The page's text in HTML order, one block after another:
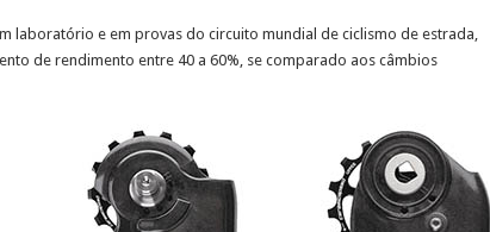
laboratório e em provas do circuito mundial de ciclismo de estrada,
de rendimento entre 40 a 60%, se comparado aos câmbios